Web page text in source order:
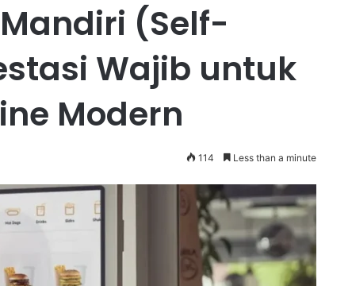
(Self-
Wajib untuk
Modern
114 Less than a minute